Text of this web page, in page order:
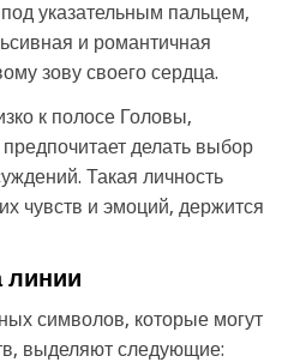
указательным пальцем,
и романтичная
зову своего сердца.
к полосе Головы,
делать выбор
Такая личность
чувств и эмоций, держится
линии
символов, которые могут
выделяют следующие: